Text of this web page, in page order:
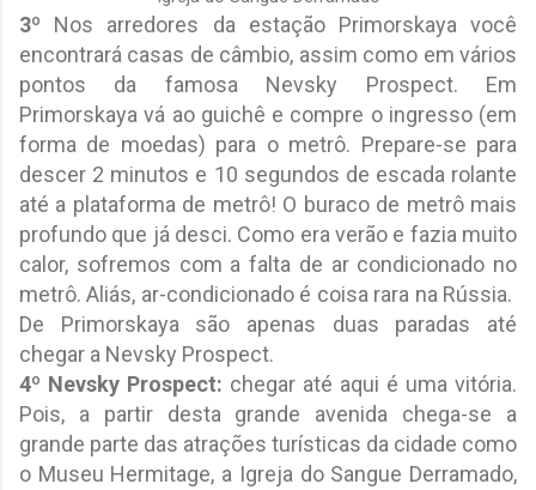
3º Nos arredores da estação Primorskaya você
encontrará casas de câmbio, assim como em vários
pontos da famosa Nevsky Prospect. Em
Primorskaya vá ao guichê e compre o ingresso (em
forma de moedas) para o metrô. Prepare-se para
descer 2 minutos e 10 segundos de escada rolante
até a plataforma de metrô! O buraco de metrô mais
profundo que já desci. Como era verão e fazia muito
calor, sofremos com a falta de ar condicionado no
metrô. Aliás, ar-condicionado é coisa rara na Rússia.
De Primorskaya são apenas duas paradas até
chegar a Nevsky Prospect.
4º Nevsky Prospect: chegar até aqui é uma vitória.
Pois, a partir desta grande avenida chega-se a
grande parte das atrações turísticas da cidade como
o Museu Hermitage, a Igreja do Sangue Derramado,